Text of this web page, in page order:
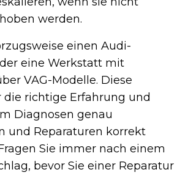
werden.
einen Audi-
eine Werkstatt mit
VAG-Modelle. Diese
die richtige Erfahrung und
Diagnosen genau
und Reparaturen korrekt
Sie immer nach einem
bevor Sie einer Reparatur